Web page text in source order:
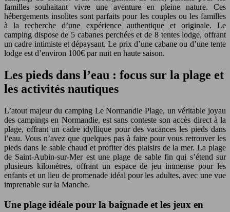
familles souhaitant vivre une aventure en pleine nature. Ces
hébergements insolites sont parfaits pour les couples ou les familles
à la recherche d’une expérience authentique et originale. Le
camping dispose de 5 cabanes perchées et de 8 tentes lodge, offrant
un cadre intimiste et dépaysant. Le prix d’une cabane ou d’une tente
lodge est d’environ 100€ par nuit en haute saison.
Les pieds dans l’eau : focus sur la plage et
les activités nautiques
L’atout majeur du camping Le Normandie Plage, un véritable joyau
des campings en Normandie, est sans conteste son accès direct à la
plage, offrant un cadre idyllique pour des vacances les pieds dans
l’eau. Vous n’avez que quelques pas à faire pour vous retrouver les
pieds dans le sable chaud et profiter des plaisirs de la mer. La plage
de Saint-Aubin-sur-Mer est une plage de sable fin qui s’étend sur
plusieurs kilomètres, offrant un espace de jeu immense pour les
enfants et un lieu de promenade idéal pour les adultes, avec une vue
imprenable sur la Manche.
Une plage idéale pour la baignade et les jeux en